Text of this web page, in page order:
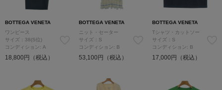
BOTTEGA VENETA
ワンピース
サイズ：38(S位)
コンディション: A
18,800円（税込）
BOTTEGA VENETA
ニット・セーター
サイズ：S
コンディション: B
53,100円（税込）
BOTTEGA VENETA
Tシャツ・カットソー
サイズ：S
コンディション: B
17,000円（税込）